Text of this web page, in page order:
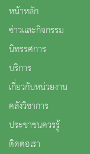
หน้าหลัก
ข่าวและกิจกรรม
นิทรรศการ
บริการ
เกี่ยวกับหน่วยงาน
คลังวิชาการ
ประชาชนควรรู้
ติดต่อเรา